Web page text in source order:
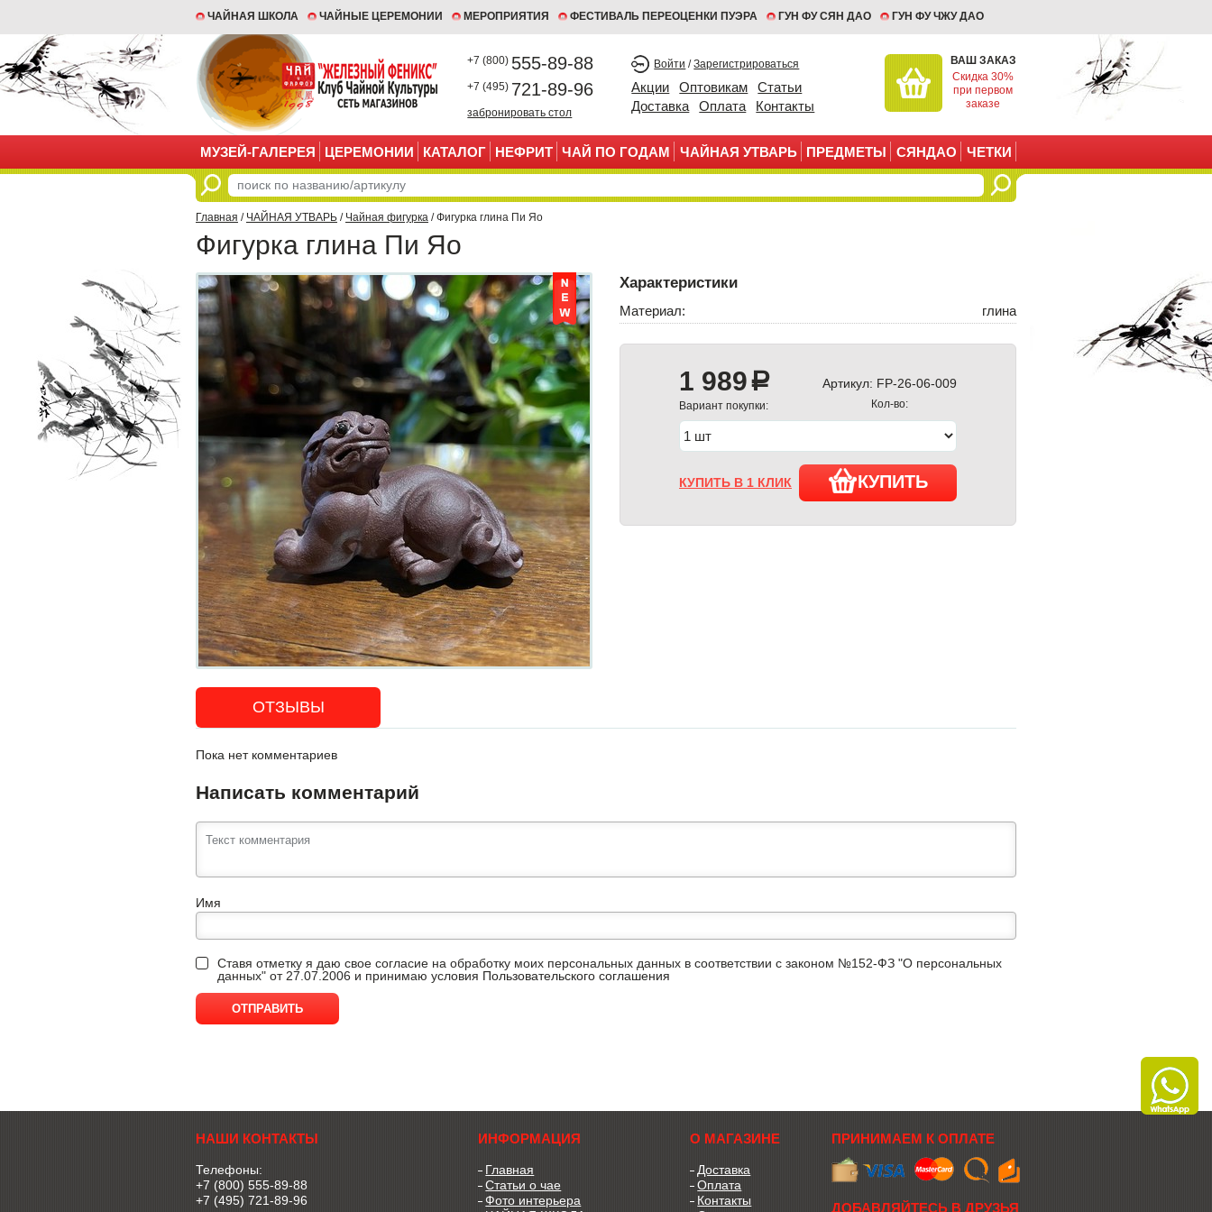
ЧАЙНАЯ ШКОЛА ЧАЙНЫЕ ЦЕРЕМОНИИ МЕРОПРИЯТИЯ ФЕСТИВАЛЬ ПЕРЕОЦЕНКИ ПУЭРА ГУН ФУ СЯН ДАО ГУН ФУ ЧЖУ ДАО
+7 (800) 555-89-88
+7 (495) 721-89-96
забронировать стол
Войти /Зарегистрироваться
Акции Оптовикам
Статьи
Доставка
Оплата Контакты
ВАШ ЗАКАЗ
Скидка 30%
при первом
заказе
МУЗЕЙ-ГАЛЕРЕЯ ЦЕРЕМОНИИ КАТАЛОГ НЕФРИТ ЧАЙ ПО ГОДАМ ЧАЙНАЯ УТВАРЬ ПРЕДМЕТЫ СЯНДАО ЧЕТКИ
Главная / ЧАЙНАЯ УТВАРЬ / Чайная фигурка / Фигурка глина Пи Яо
Фигурка глина Пи Яо
Характеристики
Материал: глина
1 989 a
Вариант покупки:
Артикул: FP-26-06-009
Кол-во:
КУПИТЬ В 1 КЛИК КУПИТЬ
ОТЗЫВЫ
Пока нет комментариев
Написать комментарий
Имя
Ставя отметку я даю свое согласие на обработку моих персональных данных в соответствии с законом №152-ФЗ "О персональных
данных" от 27.07.2006 и принимаю условия Пользовательского соглашения
НАШИ КОНТАКТЫ
Телефоны:
+7 (800) 555-89-88
+7 (495) 721-89-96
ИНФОРМАЦИЯ
Главная
Статьи о чае
Фото интерьера
О МАГАЗИНЕ
Доставка
Оплата
Контакты
ПРИНИМАЕМ К ОПЛАТЕ
ДОБАВЛЯЙТЕСЬ В ДРУЗЬЯ